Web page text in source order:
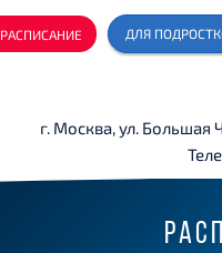
РАСПИСАНИЕ ДЛЯ
г. Москва, ул. Большая